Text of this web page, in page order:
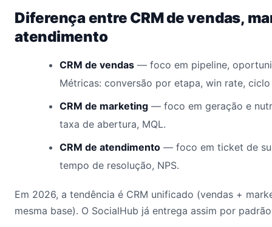
Diferença entre CRM de vendas,
atendimento
CRM de vendas — foco em pipeline,
Métricas: conversão por etapa, win rate,
CRM de marketing — foco em geração e
taxa de abertura, MQL.
CRM de atendimento — foco em ticket de
tempo de resolução, NPS.
Em 2026, a tendência é CRM unificado (vendas +
mesma base). O SocialHub já entrega assim por